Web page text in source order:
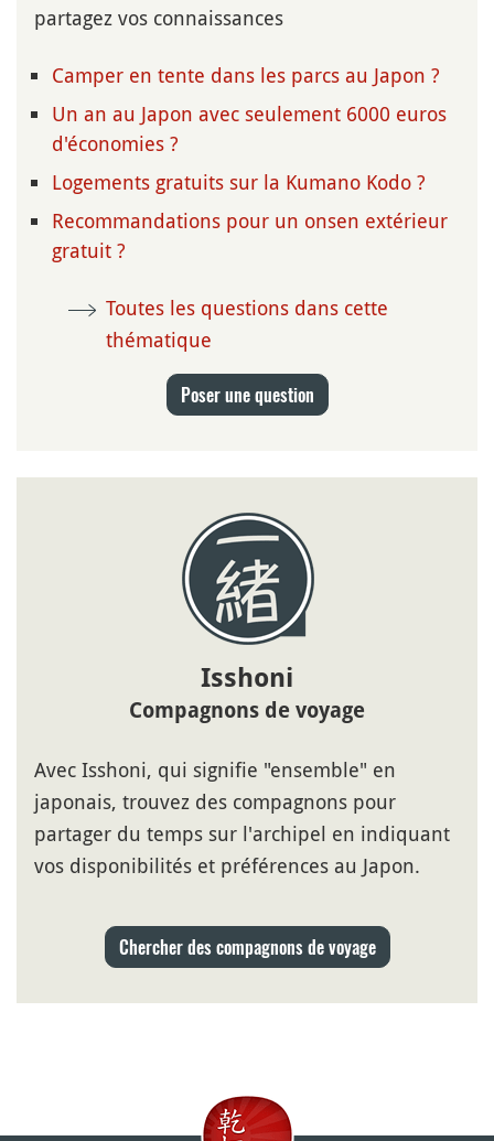
partagez vos connaissances
Camper en tente dans les parcs au Japon ?
Un an au Japon avec seulement 6000 euros
d'économies ?
Logements gratuits sur la Kumano Kodo ?
Recommandations pour un onsen extérieur
gratuit ?
Toutes les questions dans cette
thématique
Poser une question
Isshoni
Compagnons de voyage
Avec Isshoni, qui signifie "ensemble" en
japonais, trouvez des compagnons pour
partager du temps sur l'archipel en indiquant
vos disponibilités et préférences au Japon.
Chercher des compagnons de voyage